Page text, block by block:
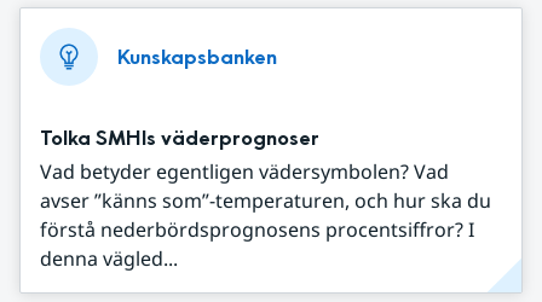
Kunskapsbanken
Tolka SMHIs väderprognoser
Vad betyder egentligen vädersymbolen? Vad
avser ”känns som”-temperaturen, och hur ska du
förstå nederbördsprognosens procentsiffror? I
denna vägled...